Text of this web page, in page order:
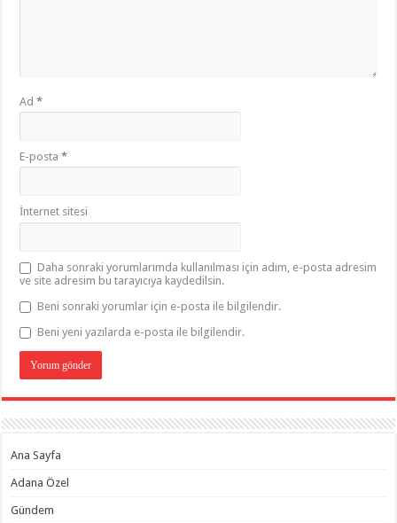
Ad*
E-posta*
İnternet sitesi
Daha sonraki yorumlarımda kullanılması için adım, e-posta adresim
ve site adresim bu tarayıcıya kaydedilsin.
Beni sonraki yorumlar için e-posta ile bilgilendir.
Beni yeni yazılarda e-posta ile bilgilendir.
Ana Sayfa
Adana Özel
Gündem